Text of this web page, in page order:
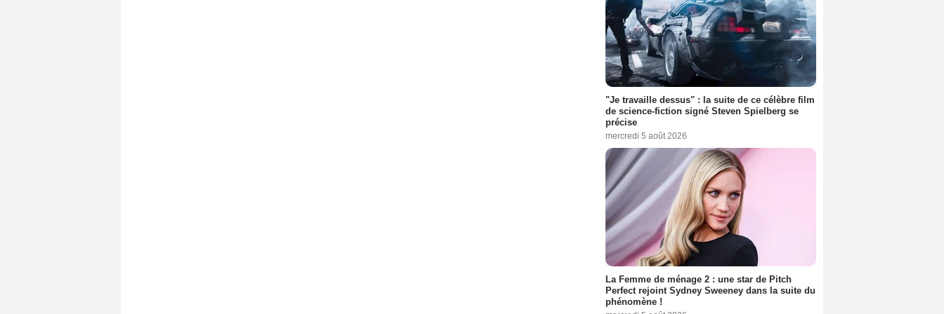
"Je travaille dessus" : la suite de ce célèbre film
de science-fiction signé Steven Spielberg se
précise
mercredi 5 août 2026
La Femme de ménage 2 : une star de Pitch
Perfect rejoint Sydney Sweeney dans la suite du
phénomène !